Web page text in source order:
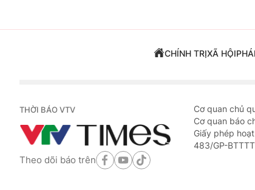
CHÍNH TRỊXÃ HỘI
THỜI BÁO VTV
Theo dõi báo trên
Cơ quan chủ
Cơ quan báo
Giấy phép
483/GP-